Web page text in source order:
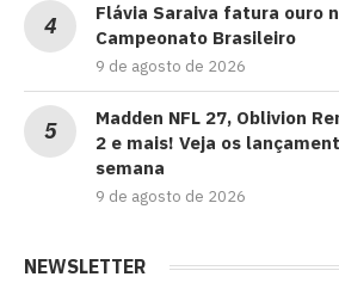
Flávia Saraiva fatura ouro
Campeonato Brasileiro
9 de agosto de 2026
Madden NFL 27, Oblivion
2 e mais! Veja os
semana
9 de agosto de 2026
NEWSLETTER